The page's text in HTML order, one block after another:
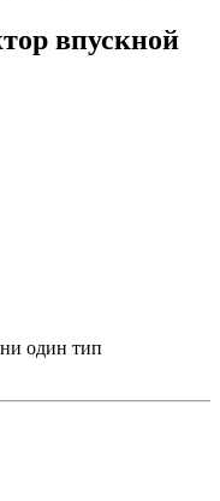
впускной
один тип